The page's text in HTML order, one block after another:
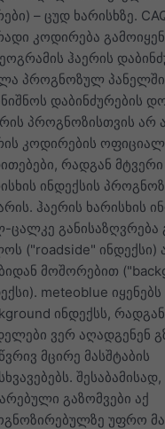
– ცუდ ხარისხზე.
კოდირება
ჰაერის
პროგნოზულ
დაბინძურების
პროგნოზისთვის არ
კოდირების
რადგან
ინდექსის
ჰაერის ხარისხის
ცალკე განისაზღვრება
("roadside" ინდექსი)
მოშორებით
meteoblue იყენებს
ინდექსს,
ვერ აღადგენენ
მცირე მასშტაბის
გაზომვები აქ
უფრო